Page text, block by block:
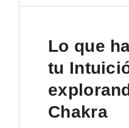
Lo que
tu
Chakra